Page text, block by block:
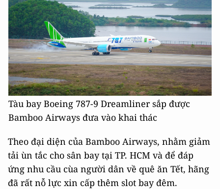
Tàu bay Boeing 787-9 Dreamliner sắp được
Bamboo Airways đưa vào khai thác
Theo đại diện của Bamboo Airways, nhằm giảm
tải ùn tắc cho sân bay tại TP. HCM và để đáp
ứng nhu cầu cùa người dân về quê ăn Tết, hãng
đã rất nỗ lực xin cấp thêm slot bay đêm.